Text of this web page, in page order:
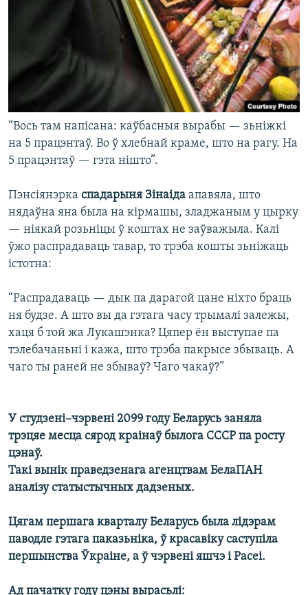
“Вось там напісана: каўбасныя вырабы — зьніжкі
на 5 працэнтаў. Во ў хлебнай краме, што на рагу. На
5 працэнтаў — гэта нішто”.
Пэнсіянэрка спадарыня Зінаіда апавяла, што
нядаўна яна была на кірмашы, зладжаным у цырку
— ніякай розьніцы ў коштах не заўважыла. Калі
ўжо распрадаваць тавар, то трэба кошты зьніжаць
істотна:
“Распрадаваць — дык па дарагой цане ніхто браць
ня будзе. А што вы да гэтага часу трымалі залежы,
хаця б той жа Лукашэнка? Цяпер ён выступае па
тэлебачаньні і кажа, што трэба пакрысе збываць. А
чаго ты раней не збываў? Чаго чакаў?”
У студзені–чэрвені 2099 году Беларусь заняла
трэцяе месца сярод краінаў былога СССР па росту
цэнаў.
Такі вынік праведзенага агенцтвам БелаПАН
аналізу статыстычных дадзеных.
Цягам першага кварталу Беларусь была лідэрам
паводле гэтага паказьніка, ў красавіку саступіла
першынства Ўкраіне, а ў чэрвені яшчэ і Расеі.
Ад пачатку году цэны вырасьлі: